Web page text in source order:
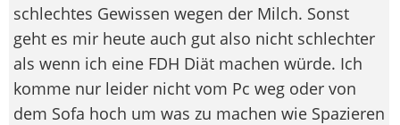
schlechtes Gewissen wegen der Milch. Sonst
geht es mir heute auch gut also nicht schlechter
als wenn ich eine FDH Diät machen würde. Ich
komme nur leider nicht vom Pc weg oder von
dem Sofa hoch um was zu machen wie Spazieren